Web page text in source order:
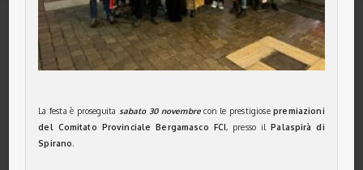
La festa è proseguita sabato 30 novembrecon le prestigiosepremiazioni
del Comitato Provinciale Bergamasco FCI, presso ilPalaspirà di
Spirano